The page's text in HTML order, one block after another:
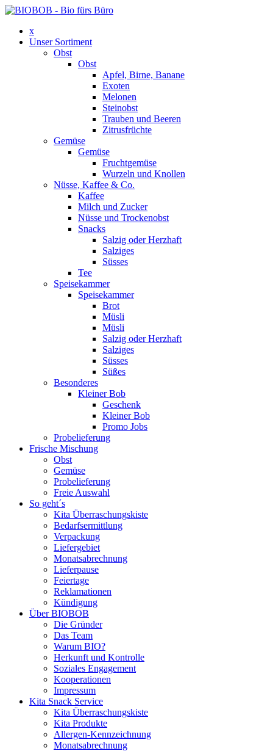
x
Unser Sortiment
Obst
Obst
Apfel, Birne, Banane
Exoten
Melonen
Steinobst
Trauben und Beeren
Zitrusfrüchte
Gemüse
Gemüse
Fruchtgemüse
Wurzeln und Knollen
Nüsse, Kaffee & Co.
Kaffee
Milch und Zucker
Nüsse und Trockenobst
Snacks
Salzig oder Herzhaft
Salziges
Süsses
Tee
Speisekammer
Speisekammer
Brot
Müsli
Müsli
Salzig oder Herzhaft
Salziges
Süsses
Süßes
Besonderes
Kleiner Bob
Geschenk
Kleiner Bob
Promo Jobs
Probelieferung
Frische Mischung
Obst
Gemüse
Probelieferung
Freie Auswahl
So geht´s
Kita Überraschungskiste
Bedarfsermittlung
Verpackung
Liefergebiet
Monatsabrechnung
Lieferpause
Feiertage
Reklamationen
Kündigung
Über BIOBOB
Die Gründer
Das Team
Warum BIO?
Herkunft und Kontrolle
Soziales Engagement
Kooperationen
Impressum
Kita Snack Service
Kita Überraschungskiste
Kita Produkte
Allergen-Kennzeichnung
Monatsabrechnung